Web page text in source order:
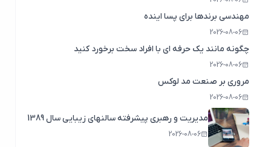
مهندسی برندها برای پسا اینده
2026-08-06
چگونه مانند یک حرفه ای با افراد سخت برخورد کنید
2026-08-06
مروری بر صنعت مد لوکس
2026-08-06
مدیریت و رهبری پیشرفته سالنهای زیبایی سال 1389
2026-08-06